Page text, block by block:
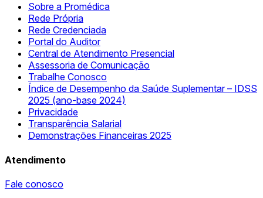
Sobre a Promédica
Rede Própria
Rede Credenciada
Portal do Auditor
Central de Atendimento Presencial
Assessoria de Comunicação
Trabalhe Conosco
Índice de Desempenho da Saúde Suplementar – IDSS
2025 (ano-base 2024)
Privacidade
Transparência Salarial
Demonstrações Financeiras 2025
Atendimento
Fale conosco